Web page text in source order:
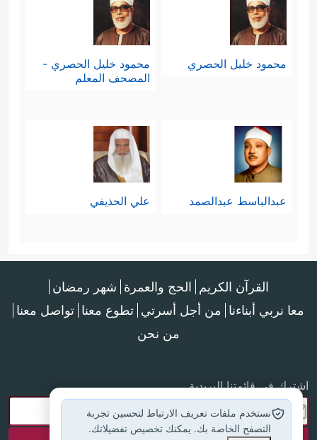
محمود خليل الحصري
محمود خليل الحصري -
المصحف المعلم
عبدالباسط عبدالصمد علي الحذيفي
القرآن الكريم الحج والعمرة شهر رمضان
معا نربي أبناءنا من أجل أسرتي تطوع معنا تواصل معنا
من نحن
اشترك في قائمتنا البريدية
نستخدم ملفات تعريف الارتباط لتحسين تجربة
التصفح الخاصة بك. يمكنك تخصيص تفضيلاتك.